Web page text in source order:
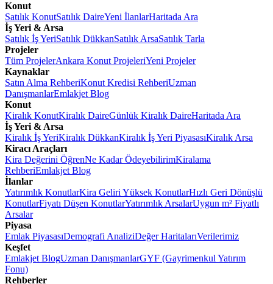
Konut
Satılık KonutSatılık DaireYeni İlanlarHaritada Ara
İş Yeri & Arsa
Satılık İş YeriSatılık DükkanSatılık ArsaSatılık Tarla
Projeler
Tüm ProjelerAnkara Konut ProjeleriYeni Projeler
Kaynaklar
Satın Alma RehberiKonut Kredisi RehberiUzman
DanışmanlarEmlakjet Blog
Konut
Kiralık KonutKiralık DaireGünlük Kiralık DaireHaritada Ara
İş Yeri & Arsa
Kiralık İş YeriKiralık DükkanKiralık İş Yeri PiyasasıKiralık Arsa
Kiracı Araçları
Kira Değerini ÖğrenNe Kadar ÖdeyebilirimKiralama
RehberiEmlakjet Blog
İlanlar
Yatırımlık KonutlarKira Geliri Yüksek KonutlarHızlı Geri Dönüşlü
KonutlarFiyatı Düşen KonutlarYatırımlık ArsalarUygun m² Fiyatlı
Arsalar
Piyasa
Emlak PiyasasıDemografi AnaliziDeğer HaritalarıVerilerimiz
Keşfet
Emlakjet BlogUzman DanışmanlarGYF (Gayrimenkul Yatırım
Fonu)
Rehberler